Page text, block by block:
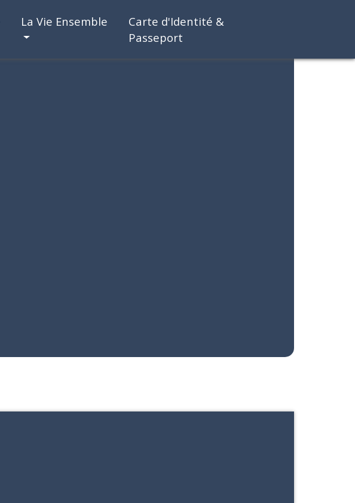
La Vie Ensemble
Carte d'Identité &
Passeport